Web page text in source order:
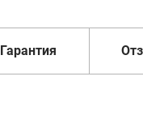
Гарантия